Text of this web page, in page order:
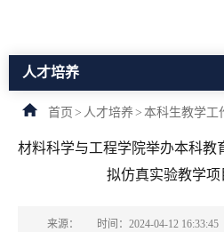
人才培养
首页 > 人才培养 > 本科生教学工
材料科学与工程学院举办本科教
拟仿真实验教学项
来源： 时间：2024-04-12 16:33:45